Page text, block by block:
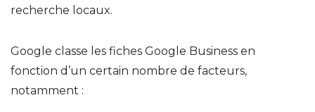
recherche locaux.
Google classe les fiches Google Business en
fonction d’un certain nombre de facteurs,
notamment :